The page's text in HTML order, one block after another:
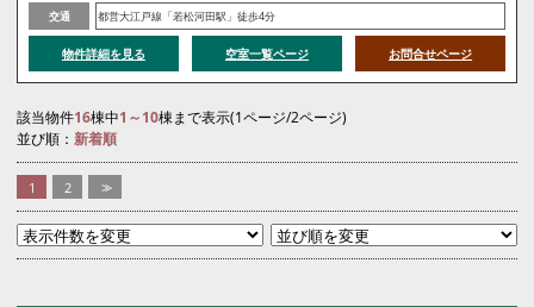
交通
都営大江戸線「若松河田駅」徒歩4分
物件詳細を見る 空室一覧ページ お問合せページ
該当物件16棟中1～10棟まで表示(1ページ/2ページ)
並び順： 新着順
1 2 >>